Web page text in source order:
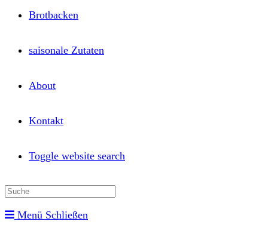
Brotbacken
saisonale Zutaten
About
Kontakt
Toggle website search
Menü Schließen